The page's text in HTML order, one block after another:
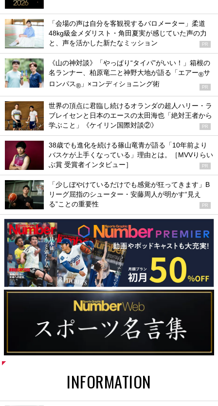
「会場の声は自分を客観視するバロメーター」柔道
48kg級金メダリスト・角田夏実が感じていた声の力
と、声を活かした新たなミッション
PR
《山の神対談》「やっぱり“タイパ”がいい！」箱根の
名ランナー、柏原竜二と神野大地が語る「エアー®サ
ロンパス® 」×コンディショニング術 PR
世界の頂点に君臨し続けるオランダの超人ハリー・ラ
ブレイセンと日本のエースの太田海也「絶対王者から
学ぶこと」《ケイリン国際対談②》
PR
38歳でも進化を続ける篠山竜青が語る「10年前より
バスケが上手くなっている」理由とは。［MVVりらい
ぶ賞 受賞者インタビュー］
PR
「少しぼやけているだけでも感覚が狂ってきます」B
リーグ屈指のシューター・安藤周人が明かす“見え
る”ことの重要性
PR
INFORMATION